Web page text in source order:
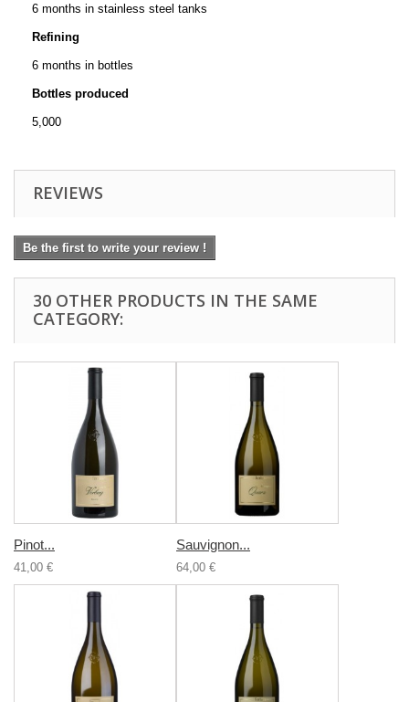
6 months in stainless steel tanks
Refining
6 months in bottles
Bottles produced
5,000
REVIEWS
Be the first to write your review !
30 OTHER PRODUCTS IN THE SAME
CATEGORY:
Pinot...
41,00 €
Sauvignon...
64,00 €